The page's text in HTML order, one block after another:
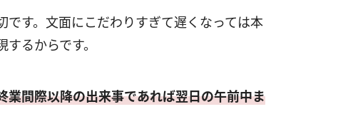
す。文面にこだわりすぎて遅くなっては本
るからです。
業間際以降の出来事であれば翌日の午前中ま